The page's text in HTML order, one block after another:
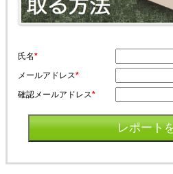
氏名*
メールアドレス*
確認メールアドレス*